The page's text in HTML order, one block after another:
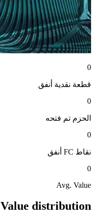
0
قطعة نقدية أنفق
0
الحزم تم فتحه
0
نقاط FC
أنفق
0
Avg. Value
Value distribution